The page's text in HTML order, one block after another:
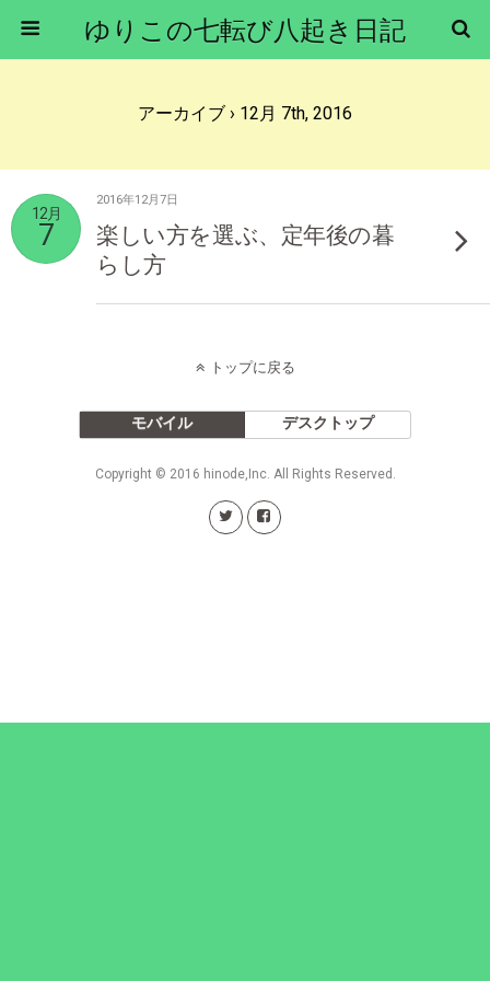
ゆりこの七転び八起き日記
アーカイブ › 12月 7th, 2016
12月
7
2016年12月7日
楽しい方を選ぶ、定年後の暮
らし方
トップに戻る
モバイル デスクトップ
Copyright © 2016 hinode,Inc. All Rights Reserved.